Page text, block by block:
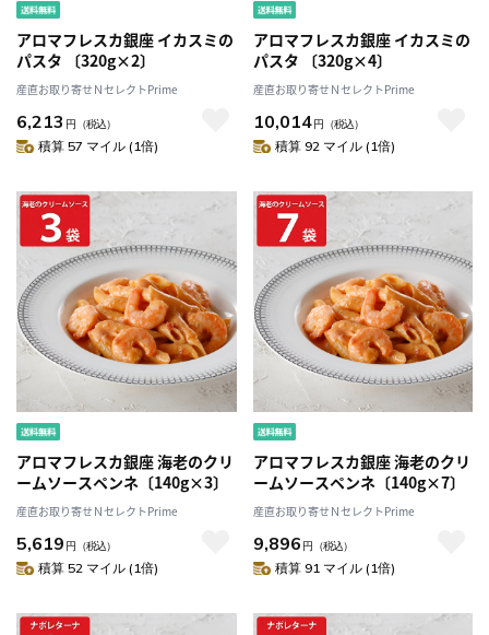
アロマフレスカ銀座 イカスミの
パスタ 〔320g×2〕
産直お取り寄せＮセレクトPrime
6,213 円 （税込）
積算 57 マイル (1倍)
アロマフレスカ銀座 イカスミの
パスタ 〔320g×4〕
産直お取り寄せＮセレクトPrime
10,014円 （税込）
積算 92 マイル (1倍)
アロマフレスカ銀座 海老のクリ
ームソースペンネ〔140g×3〕
産直お取り寄せＮセレクトPrime
5,619 円 （税込）
積算 52 マイル (1倍)
アロマフレスカ銀座 海老のクリ
ームソースペンネ〔140g×7〕
産直お取り寄せＮセレクトPrime
9,896 円 （税込）
積算 91 マイル (1倍)